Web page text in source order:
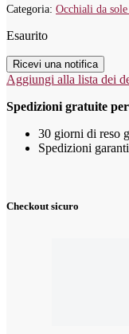
Categoria: Occhiali da
Esaurito
Ricevi una notifica
Aggiungi alla lista dei
Spedizioni gratuite
30 giorni di reso
Spedizioni
Checkout sicuro